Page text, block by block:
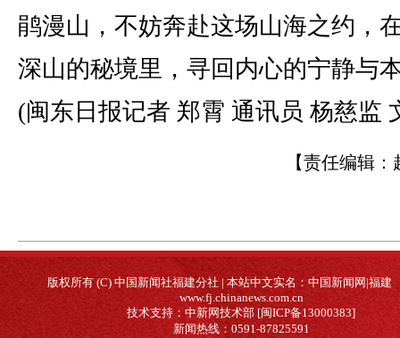
鹃漫山，不妨奔赴这场山海之约，
深山的秘境里，寻回内心的宁静与
(闽东日报记者 郑霄 通讯员 杨慈监
【责任编辑：
版权所有 (C) 中国新闻社福建分社 | 本站中文实名：中国新闻网|福建
www.fj.chinanews.com.cn
技术支持：中新网技术部 [闽ICP备13000383]
新闻热线：0591-87825591